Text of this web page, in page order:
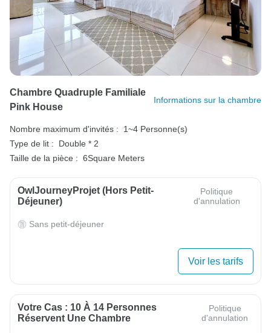
Chambre Quadruple Familiale
Pink House
Informations sur la chambre
Nombre maximum d'invités :
1~4 Personne(s)
Type de lit :
Double * 2
Taille de la pièce : 6Square Meters
OwlJourneyProjet (hors Petit-
Déjeuner)
Politique
d'annulation
Sans petit-déjeuner
Voir les tarifs
Votre Cas : 10 À 14 Personnes
Réservent Une Chambre
Politique
d'annulation